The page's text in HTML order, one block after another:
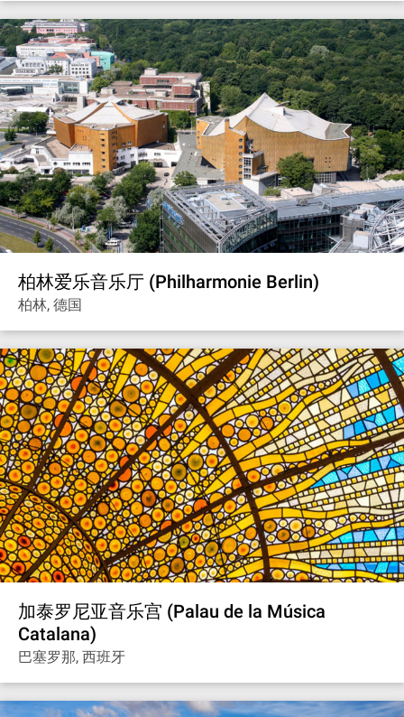
柏林爱乐音乐厅 (Philharmonie Berlin)
柏林, 德国
加泰罗尼亚音乐宫 (Palau de la Música
Catalana)
巴塞罗那, 西班牙